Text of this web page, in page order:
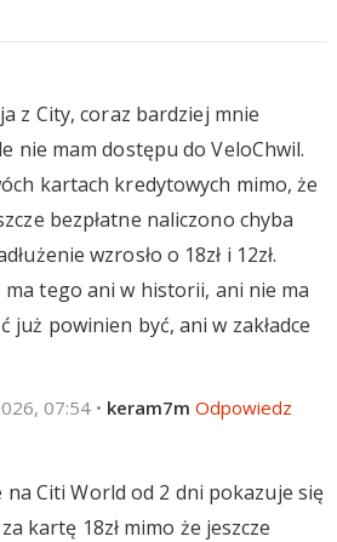
z City, coraz bardziej mnie
nie mam dostępu do VeloChwil.
kartach kredytowych mimo, że
bezpłatne naliczono chyba
wzrosło o 18zł i 12zł.
ma tego ani w historii, ani nie ma
już powinien być, ani w zakładce
07:54 • keram7m Odpowiedz
na Citi World od 2 dni pokazuje się
kartę 18zł mimo że jeszcze